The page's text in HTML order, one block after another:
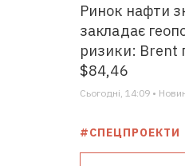
Ринок нафти
закладає
ризики: Brent
$84,46
Сьогодні, 14:09 •
#СПЕЦПРОЕКТИ